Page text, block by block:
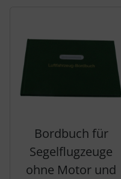
Bordbuch für
Segelflugzeuge
ohne Motor und